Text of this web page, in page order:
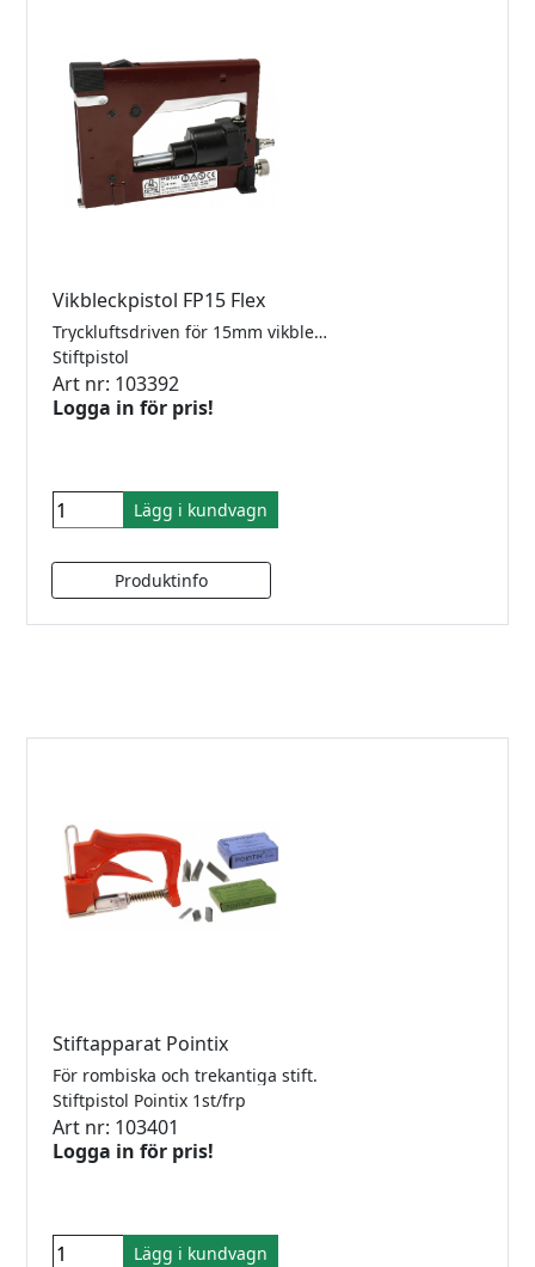
Vikbleckpistol FP15 Flex
Tryckluftsdriven för 15mm vikbleck
Stiftpistol
Art nr: 103392
Logga in för pris!
Lägg i kundvagn
Stiftapparat Pointix
För rombiska och trekantiga stift.
Stiftpistol Pointix 1st/frp
Art nr: 103401
Logga in för pris!
Lägg i kundvagn